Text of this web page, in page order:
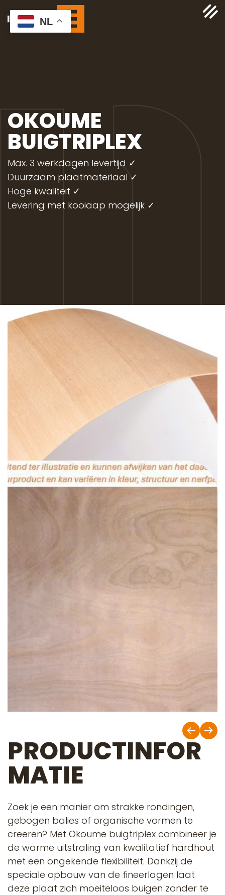
OKOUME
BUIGTRIPLEX
Max. 3 werkdagen levertijd ✓
Duurzaam plaatmateriaal ✓
Hoge kwaliteit ✓
Levering met kooiaap mogelijk ✓
PRODUCTINFOR
MATIE
Zoek je een manier om strakke rondingen,
gebogen balies of organische vormen te
creëren? Met Okoume buigtriplex combineer je
de warme uitstraling van kwalitatief hardhout
met een ongekende flexibiliteit. Dankzij de
speciale opbouw van de fineerlagen laat
deze plaat zich moeiteloos buigen zonder te
NL